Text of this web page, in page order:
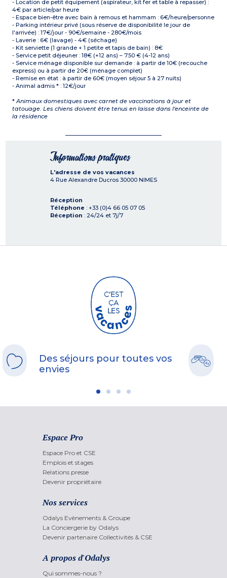
- Location de petit équipement (aspirateur, kit fer et table à repasser) :
4€ par article/par heure
- Espace bien-être avec bain à remous et hammam : 6€/heure/personne
- Parking intérieur privé (sous réserve de disponibilité le jour de
l'arrivée) : 17€/jour - 90€/semaine - 280€/mois
- Laverie : 6€ (lavage) - 4€ (séchage)
- Kit serviette (1 grande + 1 petite et tapis de bain) : 8€
- Service petit déjeuner : 18€ (+12 ans) – 7.50 € (4-12 ans)
- Service ménage disponible sur demande : à partir de 10€ (recouche
express) ou à partir de 20€ (ménage complet)
- Remise en état : à partir de 60€ (moyen séjour 5 à 27 nuits)
- Animal admis * : 12€/jour
*Animaux domestiques avec carnet de vaccinations à jour et
tatouage. Les chiens doivent être tenus en laisse dans l'enceinte de
la résidence
Informations pratiques
L'adresse de vos vacances
4 Rue Alexandre Ducros 30000 NIMES
Réception
Téléphone : +33 (0)4 66 05 07 05
Réception : 24/24 et 7j/7
Des séjours pour toutes vos
envies
Espace Pro
Espace Pro et CSE
Emplois et stages
Relations presse
Devenir propriétaire
Nos services
Odalys Evènements & Groupe
La Conciergerie by Odalys
Devenir partenaire Collectivités & CSE
A propos d'Odalys
Qui sommes-nous ?